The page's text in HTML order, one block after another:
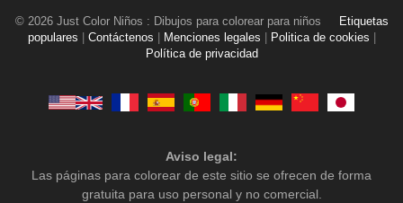
© 2026 Just Color Niños : Dibujos para colorear para niños
Etiquetas
populares
Contáctenos Menciones legales Politica de cookies
Política de privacidad
Aviso legal:
Las páginas para colorear de este sitio se ofrecen de forma
gratuita para uso personal y no comercial.